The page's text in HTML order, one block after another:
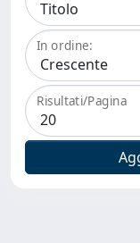
In ordine:
Risultati/Pagina